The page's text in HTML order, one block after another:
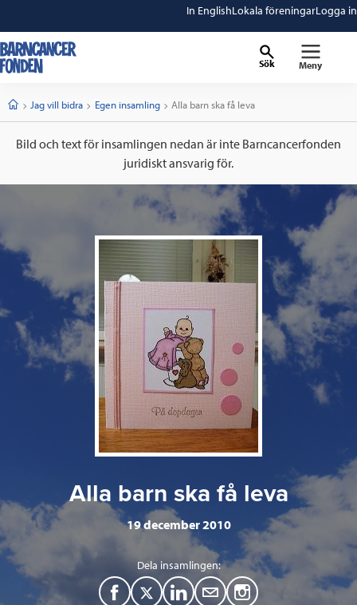
In EnglishLokala föreningarLogga in
Sök Meny
StartJag vill bidra Egen insamling Current:
Alla barn ska få leva
Bild och text för insamlingen nedan är inte Barncancerfonden
juridiskt ansvarig för.
Alla barn ska få leva
19 december 2010
Dela insamlingen:
F
T
L
M